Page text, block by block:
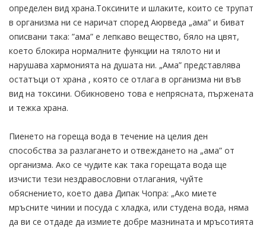
определен вид храна.Токсините и шлаките, които се трупат
в организма ни се наричат според Аюрведа „ама” и биват
описвани така: ”ама” е лепкаво вещество, бяло на цвят,
което блокира нормалните функции на тялото ни и
нарушава хармонията на душата ни. „Ама” представлява
остатъци от храна , която се отлага в организма ни във
вид на токсини. Обикновено това е непрясната, пържената
и тежка храна.
Пиенето на гореща вода в течение на целия ден
способства за разлагането и отвеждането на „ама” от
организма. Ако се чудите как така горещата вода ще
изчисти тези нездравословни отлагания, чуйте
обяснението, което дава Дипак Чопра: „Ако миете
мръсните чинии и посуда с хладка, или студена вода, няма
да ви се отдаде да измиете добре мазнината и мръсотията